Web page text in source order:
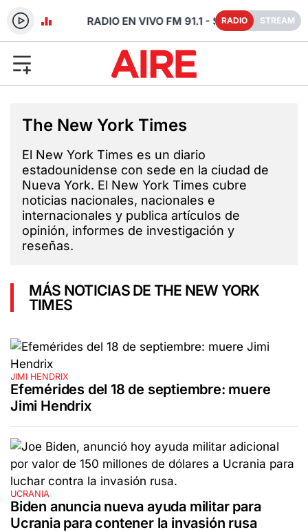
FE RADIO STREAM
The New York Times
El New York Times es un diario
estadounidense con sede en la ciudad de
Nueva York. El New York Times cubre
noticias nacionales, nacionales e
internacionales y publica artículos de
opinión, informes de investigación y
reseñas.
MÁS NOTICIAS DE THE NEW YORK
TIMES
JIMI HENDRIX
Efemérides del 18 de septiembre: muere
Jimi Hendrix
UCRANIA
Biden anuncia nueva ayuda militar para
Ucrania para contener la invasión rusa